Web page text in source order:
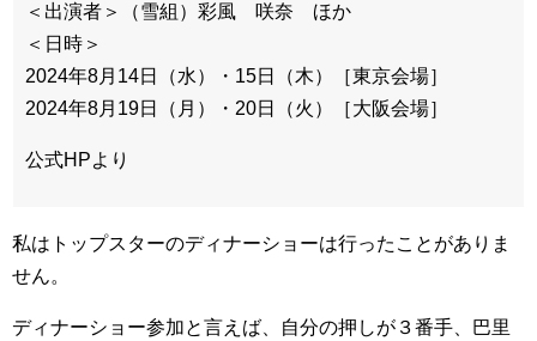
＜出演者＞（雪組）彩風 咲奈 ほか
＜日時＞
2024年8月14日（水）・15日（木）［東京会場］
2024年8月19日（月）・20日（火）［大阪会場］
公式HPより
私はトップスターのディナーショーは行ったことがありま
せん。
ディナーショー参加と言えば、自分の押しが３番手、巴里